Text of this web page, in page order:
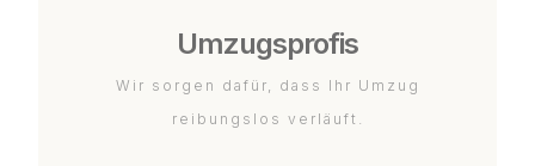
Umzugsprofis
Wir sorgen dafür, dass Ihr Umzug
reibungslos verläuft.